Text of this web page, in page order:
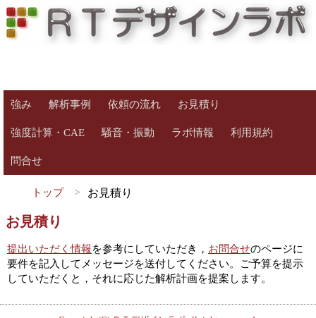
強み 解析事例 依頼の流れ お見積り
強度計算・CAE 騒音・振動 ラボ情報 利用規約
問合せ
トップ お見積り
お見積り
提出いただく情報を参考にしていただき， お問合せのページに
要件を記入してメッセージを送付してください。ご予算を提示
していただくと，それに応じた解析計画を提案します。